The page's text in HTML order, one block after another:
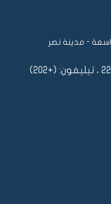
ص-ب: 7551 ، تلفاكس: (+202) 22740238 ، تيليفون: (+202)